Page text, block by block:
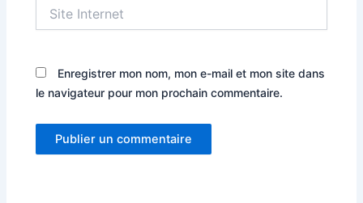
Internet
Enregistrer mon nom, mon e-mail et mon site dans
le navigateur pour mon prochain commentaire.